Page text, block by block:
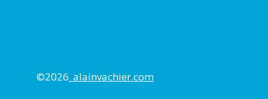
©2026_ alainvachier.com